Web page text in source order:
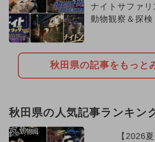
ナイトサファ
動物観察＆探検
秋田県の記事をもっと
秋田県の人気記事ランキン
【2026